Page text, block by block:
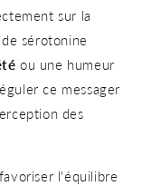
sur la
de sérotonine
ou une humeur
ce messager
des
l'équilibre